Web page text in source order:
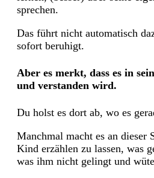
sprechen.
Das führt nicht automatisch
sofort beruhigt.
Aber es merkt, dass es in
und verstanden wird.
Du holst es dort ab, wo es
Manchmal macht es an dieser
Kind erzählen zu lassen, was
was ihm nicht gelingt und